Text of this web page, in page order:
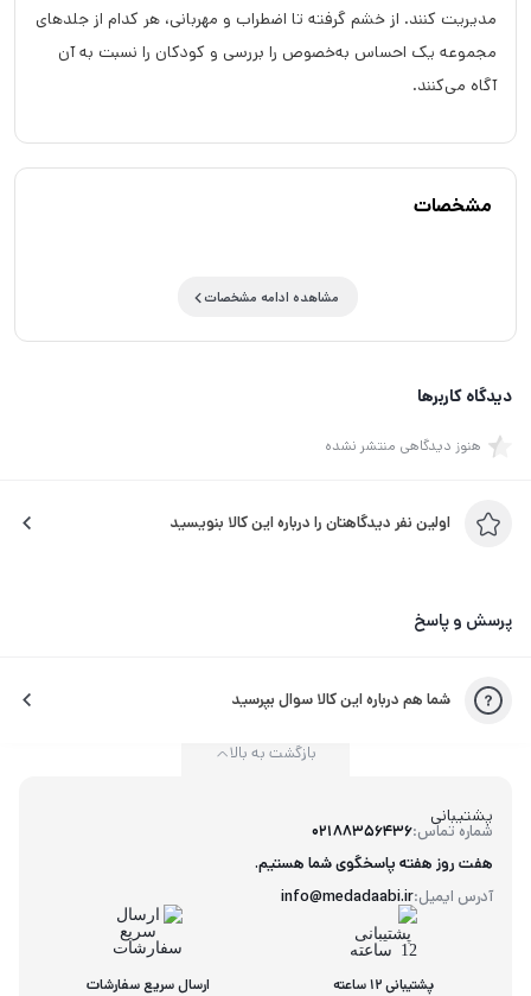
مدیریت کنند. از خشم گرفته تا اضطراب و مهربانی، هر کدام از جلدهای
مجموعه یک احساس به‌خصوص را بررسی و کودکان را نسبت به آن
آگاه می‌کنند.
مشخصات
مشاهده ادامه مشخصات
دیدگاه کاربرها
هنوز دیدگاهی منتشر نشده
اولین نفر دیدگاهتان را درباره این کالا بنویسید
پرسش و پاسخ
شما هم درباره این کالا سوال بپرسید
پشتیبانی
شماره تماس:02188356436
آدرس ایمیل:info@medadaabi.ir
هفت روز هفته پاسخگوی شما هستیم.
بازگشت به بالا
پشتیبانی 12 ساعته ارسال سریع سفارشات